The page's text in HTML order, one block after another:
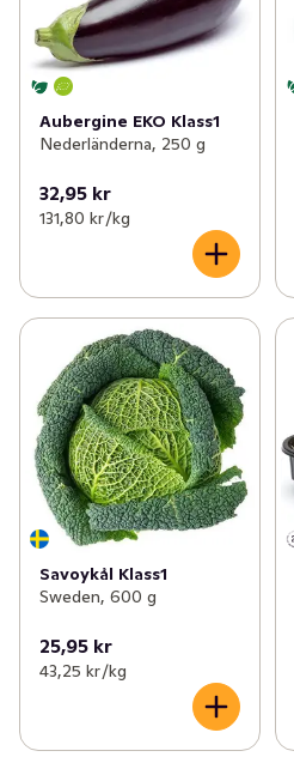
Aubergine EKO Klass1
Nederländerna, 250 g
32,95 kr
131,80 kr /kg
Savoykål Klass1
Sweden, 600 g
25,95 kr
43,25 kr /kg